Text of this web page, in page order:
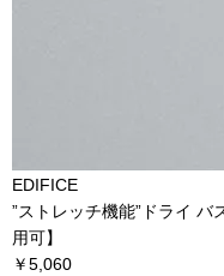
EDIFICE
”ストレッチ機能”ドライ
用可】
￥5,060